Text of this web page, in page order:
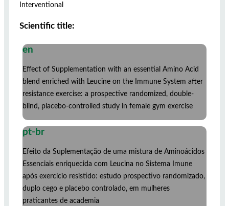
Interventional
Scientific title:
en
Effect of Supplementation with an essential Amino Acid
blend enriched with Leucine on the Immune System after
resistance exercise: a prospective randomized, double-
blind, placebo-controlled study in female gym exercise
pt-br
Efeito da Suplementação de uma mistura de Aminoácidos
Essenciais enriquecida com Leucina no Sistema Imune
após exercício resistido: estudo prospectivo randomizado,
duplo cego e placebo controlado, em mulheres
praticantes de academia